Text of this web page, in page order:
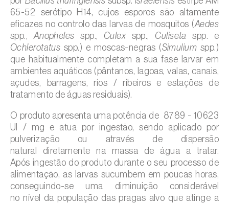
65-52 serótipo H14, cujos esporos são altamente
eficazes no controlo das larvas de mosquitos (Aedes
spp., Anopheles spp., Culex spp., Culiseta
spp. e
Ochlerotatus spp.) e moscas-negras (Simulium spp.)
que habitualmente completam a sua fase larvar em
ambientes aquáticos (pântanos, lagoas, valas, canais,
açudes, barragens, rios / ribeiros e estações de
tratamento de águas residuais).
O produto apresenta uma potência de 8789 - 10623
UI / mg e atua por ingestão, sendo aplicado por
pulverização ou através de dispersão
natural diretamente na massa de água a tratar.
Após ingestão do produto durante o seu processo de
alimentação, as larvas sucumbem em poucas horas,
conseguindo-se uma diminuição considerável
no nível da população das pragas alvo que atinge a